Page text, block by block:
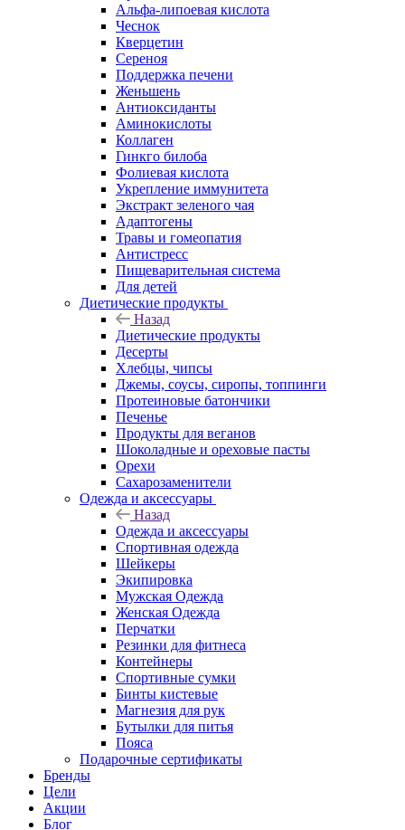
Альфа-липоевая кислота
Чеснок
Кверцетин
Сереноя
Поддержка печени
Женьшень
Антиоксиданты
Аминокислоты
Коллаген
Гинкго билоба
Фолиевая кислота
Укрепление иммунитета
Экстракт зеленого чая
Адаптогены
Травы и гомеопатия
Антистресс
Пищеварительная система
Для детей
Диетические продукты
Назад
Диетические продукты
Десерты
Хлебцы, чипсы
Джемы, соусы, сиропы, топпинги
Протеиновые батончики
Печенье
Продукты для веганов
Шоколадные и ореховые пасты
Орехи
Сахарозаменители
Одежда и аксессуары
Назад
Одежда и аксессуары
Спортивная одежда
Шейкеры
Экипировка
Мужская Одежда
Женская Одежда
Перчатки
Резинки для фитнеса
Контейнеры
Спортивные сумки
Бинты кистевые
Магнезия для рук
Бутылки для питья
Пояса
Подарочные сертификаты
Бренды
Цели
Акции
Блог